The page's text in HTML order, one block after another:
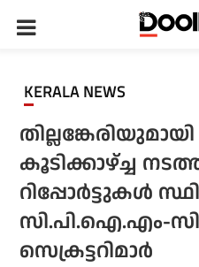
KERALA NEWS
കൂടിക്കാഴ്ച്ച
റിപ്പോർട്ടുകൾ
സി.പി.ഐ.എം-
സെക്രട്ടറിമാർ